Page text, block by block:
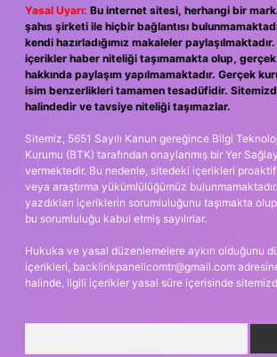
Yasal Uyarı: Bu internet sitesi, herhangi bir
şahıs şirketi ile hiçbir bağlantısı
kendi hazırladığımız makaleler
içerikler haber niteliği taşımamakta olup,
hakkında paylaşım yapılmamaktadır. Gerçek
isim benzerlikleri tamamen tesadüfidir.
halindedir ve tavsiye niteliği taşımazlar.
Sitemiz, 5651 Sayılı Kanun gereğince Bilgi
Kurumu (BTK) tarafından onaylanmış bir Yer
vermektedir. Bu nedenle, sitedeki içerikleri
veya araştırma yükümlülüğümüz
yazdıkları içeriklerin sorumluluğunu taşımakta
bu sorumluluğu kabul etmiş sayılırlar.
Hukuka ve yasal düzenlemelere aykırı olduğunu
içerikleri, backlinkpanelicomtr@gmail.com
halinde, ilgili içerikler yasal süre içerisinde